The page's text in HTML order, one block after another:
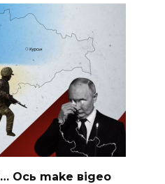
Ocь make вigeo